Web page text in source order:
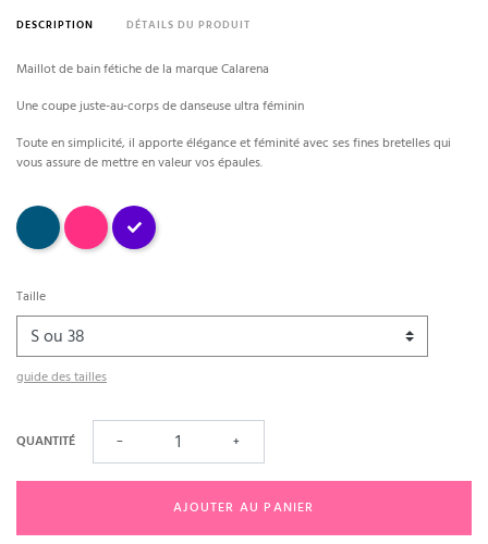
DESCRIPTION DÉTAILS DU PRODUIT
Maillot de bain fétiche de la marque Calarena
Une coupe juste-au-corps de danseuse ultra féminin
Toute en simplicité, il apporte élégance et féminité avec ses fines bretelles qui
vous assure de mettre en valeur vos épaules.
bleu canardfuchsia Violet
Taille
guide des tailles
QUANTITÉ − +
AJOUTER AU PANIER